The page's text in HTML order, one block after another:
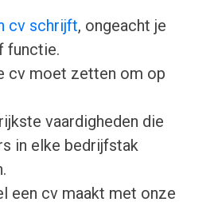
cv schrijft, ongeacht je
functie.
cv moet zetten om op
vaardigheden die
in elke bedrijfstak
een cv maakt met onze